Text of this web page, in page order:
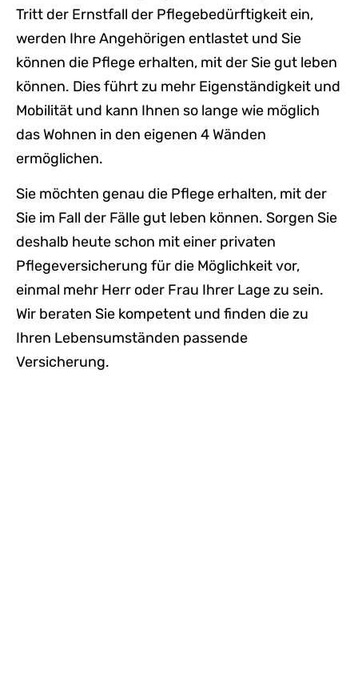
Tritt der Ernstfall der Pflegebedürftigkeit ein,
werden Ihre Angehörigen entlastet und Sie
können die Pflege erhalten, mit der Sie gut leben
können. Dies führt zu mehr Eigenständigkeit und
Mobilität und kann Ihnen so lange wie möglich
das Wohnen in den eigenen 4 Wänden
ermöglichen.
Sie möchten genau die Pflege erhalten, mit der
Sie im Fall der Fälle gut leben können. Sorgen Sie
deshalb heute schon mit einer privaten
Pflegeversicherung für die Möglichkeit vor,
einmal mehr Herr oder Frau Ihrer Lage zu sein.
Wir beraten Sie kompetent und finden die zu
Ihren Lebensumständen passende
Versicherung.